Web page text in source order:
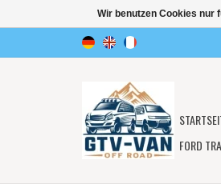
FORD
Wir benutzen Cookies nur